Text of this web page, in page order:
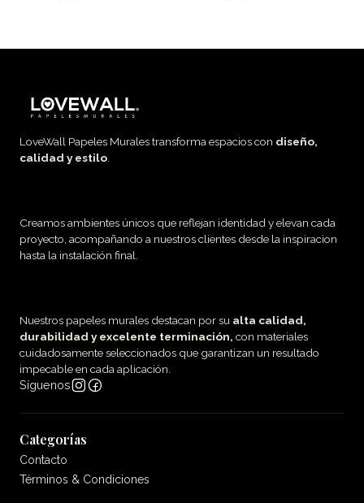
LoveWall Papeles Murales transforma espacios con diseño,
calidad y estilo
Creamos ambientes únicos que reflejan identidad y elevan cada
proyecto, acompañando a nuestros clientes desde la inspiracion
hasta la instalación final.
Nuestros papeles murales destacan por su alta calidad,
durabilidad y excelente terminación, con materiales
cuidadosamente seleccionados que garantizan un resultado
impecable en cada aplicación.
Síguenos
Categorías
Contacto
Términos & Condiciones